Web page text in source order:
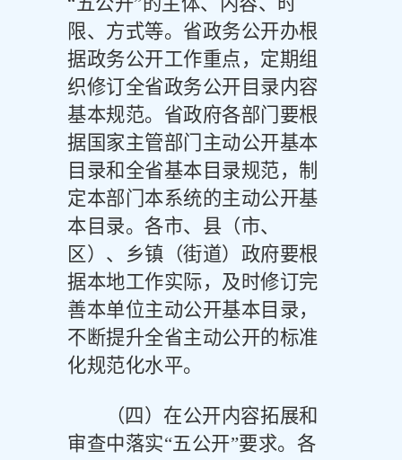
限、方式等。省政务公开办根
据政务公开工作重点，定期组
织修订全省政务公开目录内容
基本规范。省政府各部门要根
据国家主管部门主动公开基本
目录和全省基本目录规范，制
定本部门本系统的主动公开基
本目录。各市、县（市、
区）、乡镇（街道）政府要根
据本地工作实际，及时修订完
善本单位主动公开基本目录，
不断提升全省主动公开的标准
化规范化水平。
（四）在公开内容拓展和
审查中落实“五公开”要求。各